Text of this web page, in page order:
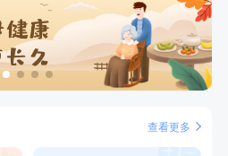
购买了固本堂阿胶糕传统口味400g
成功预约了入职体检套餐
成功预约女性常规体检套餐
购买了美的体重秤 MO-CW5 白色
查看更多